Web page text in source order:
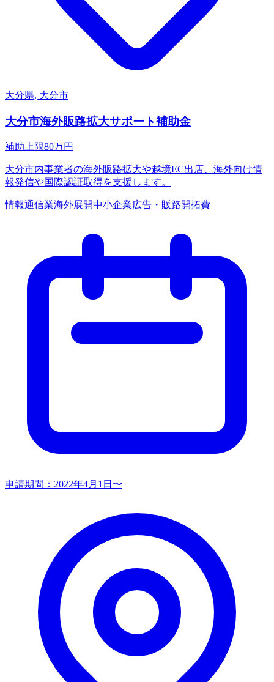
大分県, 大分市
大分市海外販路拡大サポート補助金
補助上限80万円
大分市内事業者の海外販路拡大や越境EC出店、海外向け情
報発信や国際認証取得を支援します。
情報通信業海外展開中小企業広告・販路開拓費
申請期間： 2022年4月1日〜